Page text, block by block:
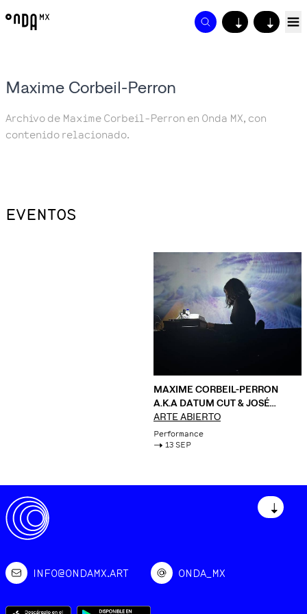
↓ ↓
Maxime Corbeil-Perron
Archivo de Maxime Corbeil-Perron en Onda MX, con
contenido relacionado.
EVENTOS
MAXIME CORBEIL-PERRON
A.K.A DATUM CUT & JOSÉ
OROZCO + VALERIA VICENTE
ARTE ABIERTO
Performance
-> 13 SEP
↓
INFO@ONDAMX.ART ONDA_MX